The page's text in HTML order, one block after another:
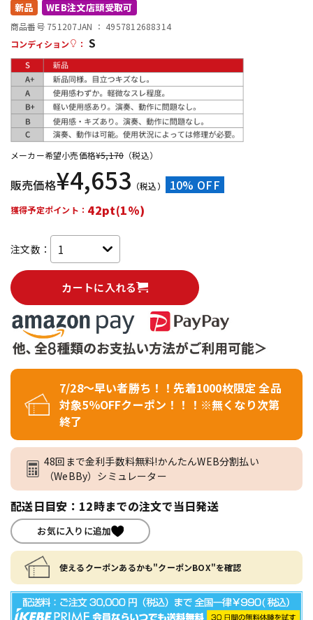
配信/ライブ機器
中古 ヴィンテージ
新品 WEB注文店頭受取可
商品番号 751207JAN ： 4957812688314
コンディション
： S
メーカー希望小売価格¥5,170 （税込）
販売価格¥4,653 （税込） 10% OFF
獲得予定ポイント： 42pt(1%)
注文数：
カートに入れる
7/28～早い者勝ち！！先着1000枚限定 全品
対象5％OFFクーポン！！！※無くなり次第
終了
48回まで金利手数料無料!かんたんWEB分割払い
（WeBBy）シミュレーター
配送日目安：12時までの注文で当日発送
お気に入りに追加
使えるクーポンあるかも"クーポンBOX"を確認